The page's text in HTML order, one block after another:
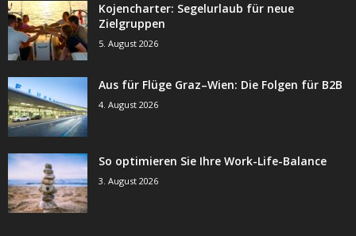
Kojencharter: Segelurlaub für neue
Zielgruppen
5. August 2026
Aus für Flüge Graz–Wien: Die Folgen für B2B
4. August 2026
So optimieren Sie Ihre Work-Life-Balance
3. August 2026